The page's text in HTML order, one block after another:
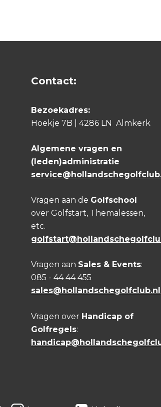
Contact:
Bezoekadres:
Hoekje 7B | 4286 LN Almkerk
Algemene vragen en
(leden)administratie
Vragen aan de Golfschool
over Golfstart, Themalessen,
etc.
Vragen aan Sales & Events:
085 - 44 44 455
sales@hollandschegolfclub.nl
Vragen over Handicap of
Golfregels: